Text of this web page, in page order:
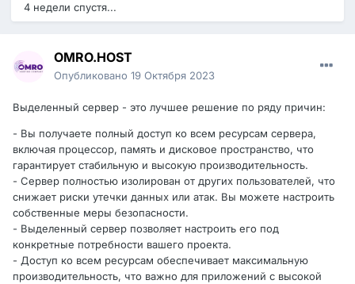
4 недели спустя...
OMRO.HOST
Опубликовано 19 Октября 2023
Выделенный сервер - это лучшее решение по ряду причин:
- Вы получаете полный доступ ко всем ресурсам сервера,
включая процессор, память и дисковое пространство, что
гарантирует стабильную и высокую производительность.
- Сервер полностью изолирован от других пользователей, что
снижает риски утечки данных или атак. Вы можете настроить
собственные меры безопасности.
- Выделенный сервер позволяет настроить его под
конкретные потребности вашего проекта.
- Доступ ко всем ресурсам обеспечивает максимальную
производительность, что важно для приложений с высокой